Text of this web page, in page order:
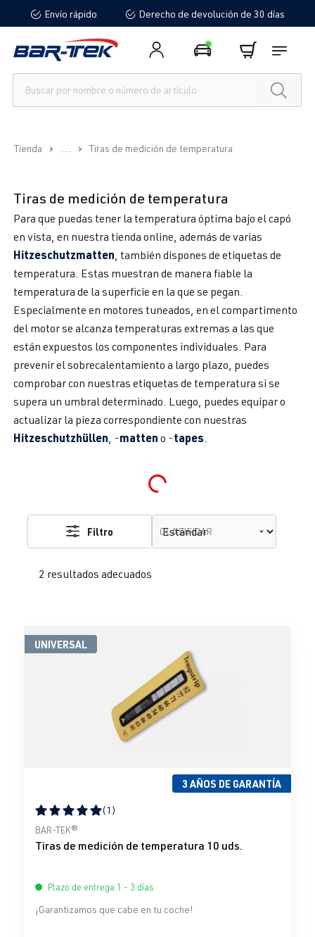
principalEnvío rápido Derecho de devolución de 30 días
Tienda ... Tiras de medición de temperatura
Tiras de medición de temperatura
Para que puedas tener la temperatura óptima bajo el capó
en vista, en nuestra tienda online, además de varias
Hitzeschutzmatten, también dispones de etiquetas de
temperatura. Estas muestran de manera fiable la
temperatura de la superficie en la que se pegan.
Especialmente en motores tuneados, en el compartimento
del motor se alcanza temperaturas extremas a las que
están expuestos los componentes individuales. Para
prevenir el sobrecalentamiento a largo plazo, puedes
comprobar con nuestras etiquetas de temperatura si se
supera un umbral determinado. Luego, puedes equipar o
actualizar la pieza correspondiente con nuestras
Hitzeschutzhüllen, -matten o -tapes.
Loading...
2 resultados adecuados
Filtro CLASIFICAR
UNIVERSAL
3 AÑOS DE GARANTÍA
Calificación promedio de 5 de 5 estrellas
(1)
BAR-TEK®
Tiras de medición de temperatura 10 uds.
Plazo de entrega 1 - 3 días
¡Garantizamos que cabe en tu coche!